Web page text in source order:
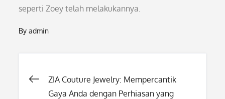
seperti Zoey telah melakukannya.
Byadmin
Post
ZIA Couture Jewelry: Mempercantik
Gaya Anda dengan Perhiasan yang